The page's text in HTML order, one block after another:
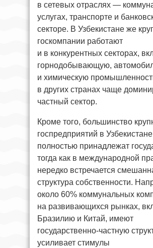
в сетевых отраслях —
услугах, транспорте и
секторе. В Узбекистане же
госкомпании работают
и в конкурентных секторах,
горнодобывающую,
и химическую
в других странах чаще
частный сектор.
Кроме того, большинство
госпредприятий в Узбекистане
полностью принадлежат
тогда как в международной
нередко встречается
структура собственности.
около 60% коммунальных
на развивающихся рынках,
Бразилию и Китай, имеют
государственно-частную
усиливает стимулы